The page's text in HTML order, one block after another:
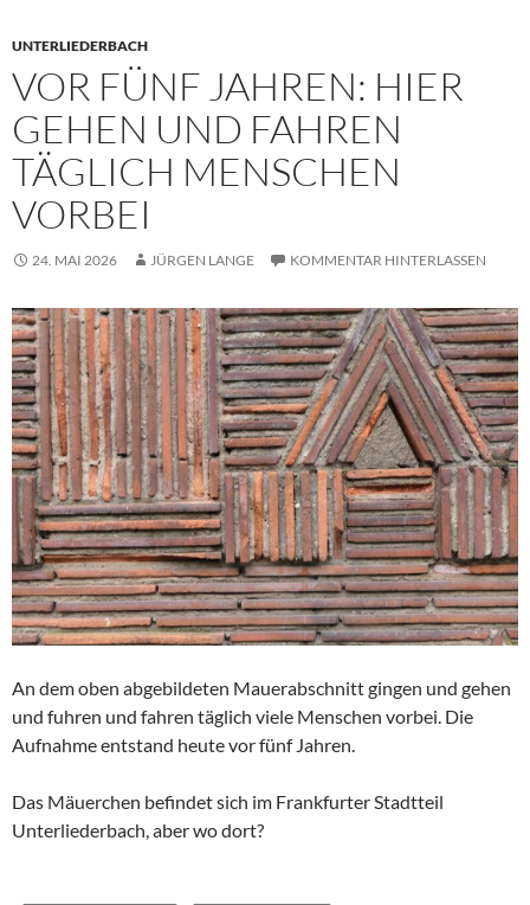
UNTERLIEDERBACH
VOR FÜNF JAHREN: HIER
GEHEN UND FAHREN
TÄGLICH MENSCHEN
VORBEI
24. MAI 2026 JÜRGEN LANGE KOMMENTAR HINTERLASSEN
An dem oben abgebildeten Mauerabschnitt gingen und gehen
und fuhren und fahren täglich viele Menschen vorbei. Die
Aufnahme entstand heute vor fünf Jahren.
Das Mäuerchen befindet sich im Frankfurter Stadtteil
Unterliederbach, aber wo dort?